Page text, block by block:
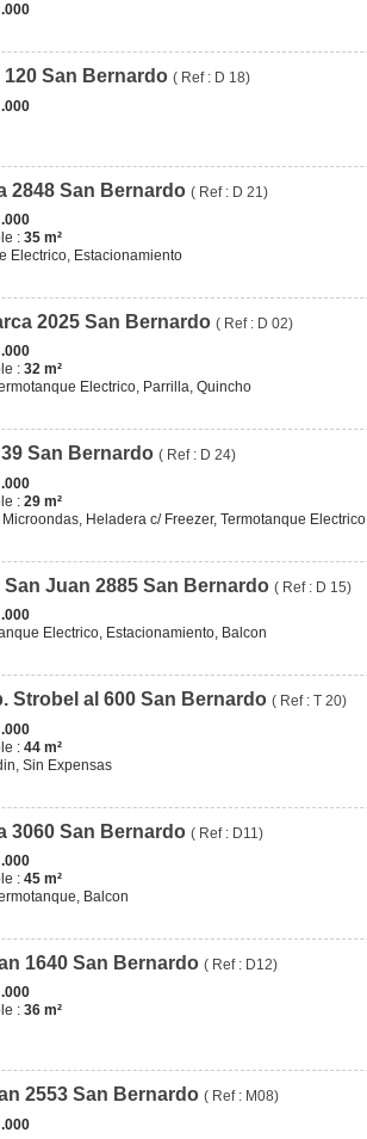
120 San Bernardo ( Ref : D 18)
2848 San Bernardo ( Ref : D 21)
: 35 m²
Electrico, Estacionamiento
2025 San Bernardo ( Ref : D 02)
: 32 m²
Electrico, Parrilla, Quincho
San Bernardo ( Ref : D 24)
: 29 m²
Heladera c/ Freezer, Termotanque Electrico
San Juan 2885 San Bernardo ( Ref : D 15)
Electrico, Estacionamiento, Balcon
Strobel al 600 San Bernardo ( Ref : T 20)
: 44 m²
Sin Expensas
3060 San Bernardo ( Ref : D11)
: 45 m²
Balcon
1640 San Bernardo ( Ref : D12)
: 36 m²
2553 San Bernardo ( Ref : M08)